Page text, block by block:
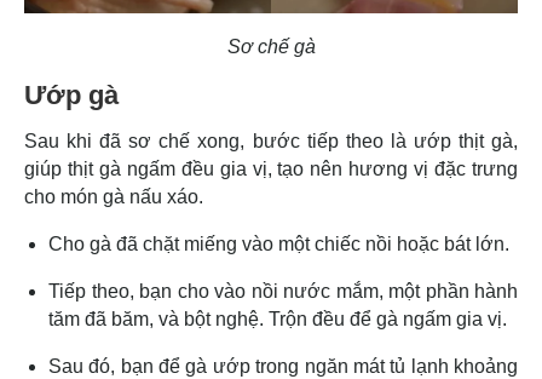
Sơ chế gà
Ướp gà
Sau khi đã sơ chế xong, bước tiếp theo là ướp thịt gà,
giúp thịt gà ngấm đều gia vị, tạo nên hương vị đặc trưng
cho món gà nấu xáo.
Cho gà đã chặt miếng vào một chiếc nồi hoặc bát lớn.
Tiếp theo, bạn cho vào nồi nước mắm, một phần hành
tăm đã băm, và bột nghệ. Trộn đều để gà ngấm gia vị.
Sau đó, bạn để gà ướp trong ngăn mát tủ lạnh khoảng